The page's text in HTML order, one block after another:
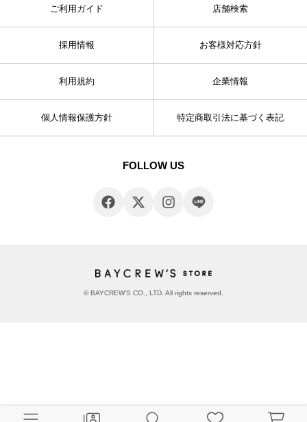
ご利用ガイド 店舗検索
採用情報 お客様対応方針
利用規約 企業情報
個人情報保護方針 特定商取引法に基づく表記
FOLLOW US
© BAYCREW’S CO., LTD. All rights reserved.